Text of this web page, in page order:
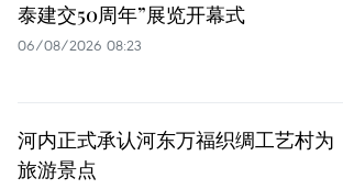
泰建交50周年”展览开幕式
06/08/2026 08:23
河内正式承认河东万福织绸工艺村为
旅游景点